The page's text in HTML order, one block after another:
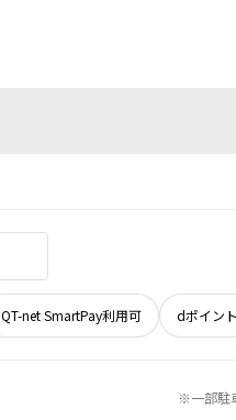
QT-net SmartPay利用可 dポイン
※一部駐